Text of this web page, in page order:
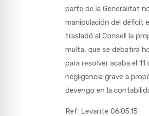
parte de la Generalitat
manipulación del déficit
trasladó al Consell la
multa, que se debatirá
para resolver acaba el
negligencia grave a
devengo en la
Ref: Levante 06.05.15